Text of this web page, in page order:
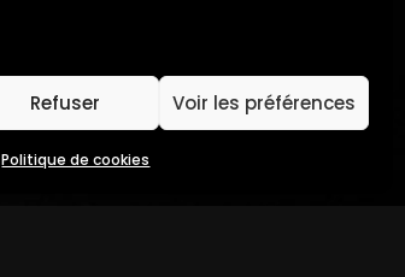
Refuser Voir les préférences
Politique de cookies